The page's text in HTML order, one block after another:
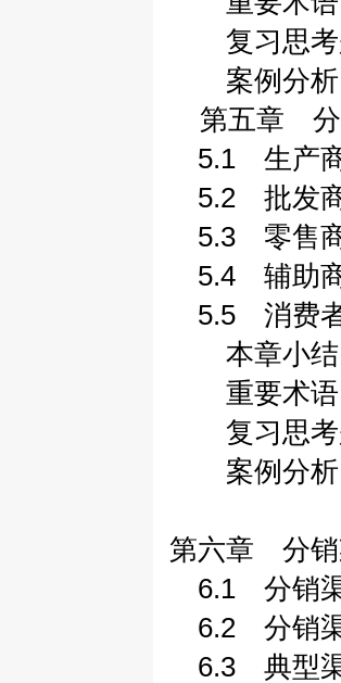
复习思考
案例分析
第五章 分
5.1 生产
5.2 批发
5.3 零售
5.4 辅助
5.5 消费
本章小结
重要术语
复习思考
案例分析
第六章 分销
6.1 分销渠
6.2 分销渠
6.3 典型渠